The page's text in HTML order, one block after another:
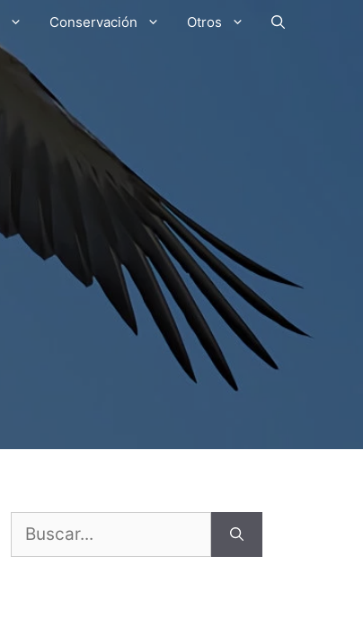
Conservación Otros
Buscar: